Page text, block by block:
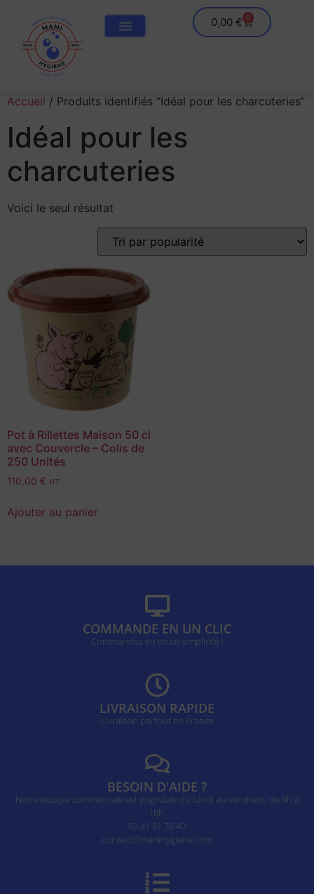
0,00 € 0
Accueil / Produits identifiés “Idéal pour les charcuteries”
Idéal pour les
charcuteries
Voici le seul résultat
Pot à Rillettes Maison 50 cl
avec Couvercle – Colis de
250 Unités
110,00 € HT
Ajouter au panier
COMMANDE EN UN CLIC
Commandez en toute simplicité !
LIVRAISON RAPIDE
Livraison partout en France
BESOIN D'AIDE ?
Notre équipe commerciale est joignable du lundi au vendredi, de 9h à
18h.
02 41 61 76 40
contact@manihygiene.com